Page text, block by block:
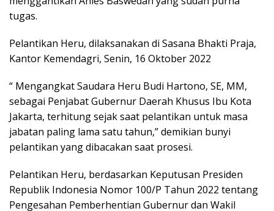
tugas.
Pelantikan Heru, dilaksanakan di Sasana Bhakti Praja,
Kantor Kemendagri, Senin, 16 Oktober 2022
“ Mengangkat Saudara Heru Budi Hartono, SE, MM,
sebagai Penjabat Gubernur Daerah Khusus Ibu Kota
Jakarta, terhitung sejak saat pelantikan untuk masa
jabatan paling lama satu tahun,” demikian bunyi
pelantikan yang dibacakan saat prosesi.
Pelantikan Heru, berdasarkan Keputusan Presiden
Republik Indonesia Nomor 100/P Tahun 2022 tentang
Pengesahan Pemberhentian Gubernur dan Wakil